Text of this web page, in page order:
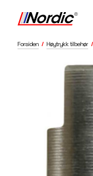
Forsiden / Høytrykk tilbehør /